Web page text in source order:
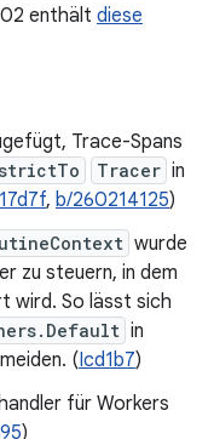
enthält diese
Trace-Spans
Tracer in
, b/260214125)
wurde
zu steuern, in dem
wird. So lässt sich
in
(Icd1b7)
für Workers
)